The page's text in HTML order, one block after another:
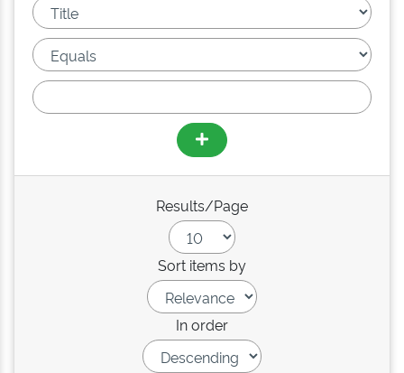
Results/Page
Sort items by
In order